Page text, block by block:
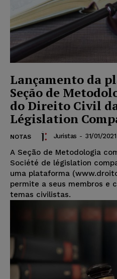
Lançamento da
Seção de
do Direito Civil
Législation
NOTAS Juristas - 31/01/2021
A Seção de Metodologia
Société de législation
uma plataforma
permite a seus membros e
temas civilistas.